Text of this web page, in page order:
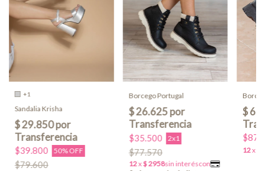
+1
Sandalia Krisha
$39.800 50% OFF
$79.600
Borcego Portugal
$35.500 2x1
$77.570